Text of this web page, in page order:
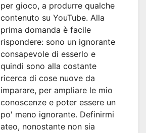
per gioco, a produrre qualche
contenuto su YouTube. Alla
prima domanda è facile
rispondere: sono un ignorante
consapevole di esserlo e
quindi sono alla costante
ricerca di cose nuove da
imparare, per ampliare le mio
conoscenze e poter essere un
po' meno ignorante. Definirmi
ateo, nonostante non sia